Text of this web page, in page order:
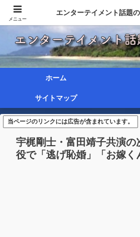
ホーム
サイトマップ
当ページのリンクには広告が含まれています。
宇梶剛士・富田靖子共演の
役で「逃げ恥婚」「お嫁く
メニュー
エンターテイメント話題